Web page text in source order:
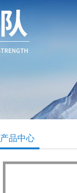
产品中心